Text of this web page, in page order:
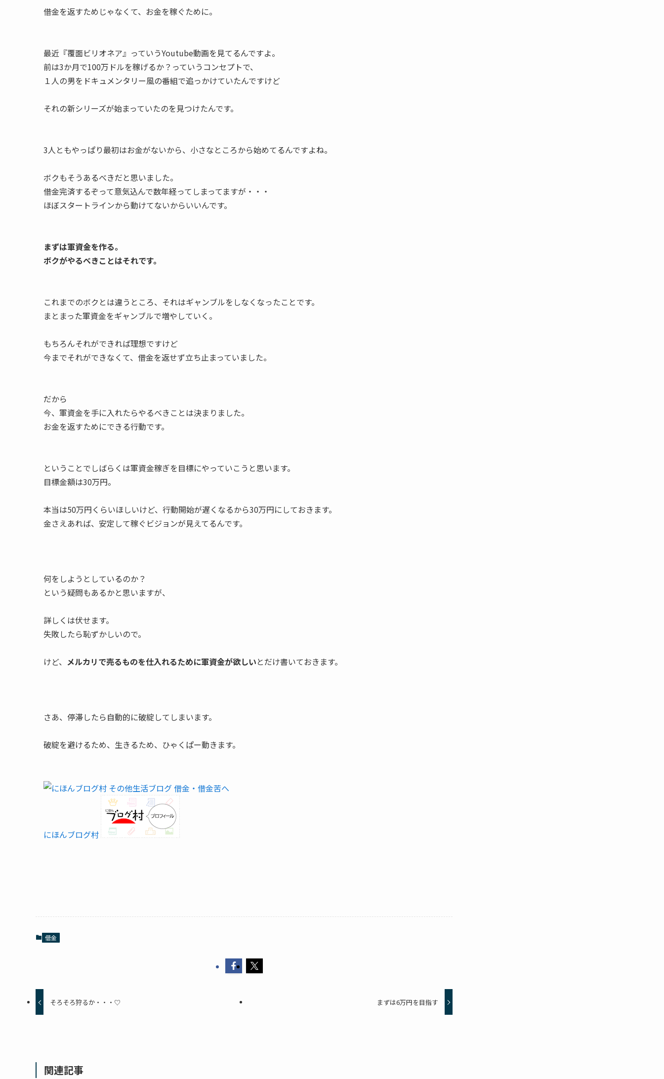
借金を返すためじゃなくて、お金を稼ぐために。
最近『覆面ビリオネア』っていうYoutube動画を見てるんですよ。
前は3か月で100万ドルを稼げるか？っていうコンセプトで、
１人の男をドキュメンタリー風の番組で追っかけていたんですけど
それの新シリーズが始まっていたのを見つけたんです。
3人ともやっぱり最初はお金がないから、小さなところから始めてるんですよね。
ボクもそうあるべきだと思いました。
借金完済するぞって意気込んで数年経ってしまってますが・・・
ほぼスタートラインから動けてないからいいんです。
まずは軍資金を作る。
ボクがやるべきことはそれです。
これまでのボクとは違うところ、それはギャンブルをしなくなったことです。
まとまった軍資金をギャンブルで増やしていく。
もちろんそれができれば理想ですけど
今までそれができなくて、借金を返せず立ち止まっていました。
だから
今、軍資金を手に入れたらやるべきことは決まりました。
お金を返すためにできる行動です。
ということでしばらくは軍資金稼ぎを目標にやっていこうと思います。
目標金額は30万円。
本当は50万円くらいほしいけど、行動開始が遅くなるから30万円にしておきます。
金さえあれば、安定して稼ぐビジョンが見えてるんです。
何をしようとしているのか？
という疑問もあるかと思いますが、
詳しくは伏せます。
失敗したら恥ずかしいので。
けど、 メルカリで売るものを仕入れるために軍資金が欲しいとだけ書いておきます。
さあ、停滞したら自動的に破綻してしまいます。
破綻を避けるため、生きるため、ひゃくぱー動きます。
にほんブログ村
借金
そろそろ狩るか・・・♡ まずは6万円を目指す
関連記事